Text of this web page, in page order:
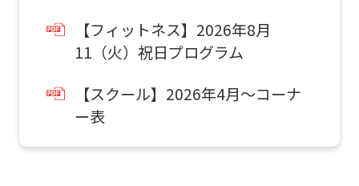
【フィットネス】2026年8月
11（火）祝日プログラム
【スクール】2026年4月～コーナ
ー表